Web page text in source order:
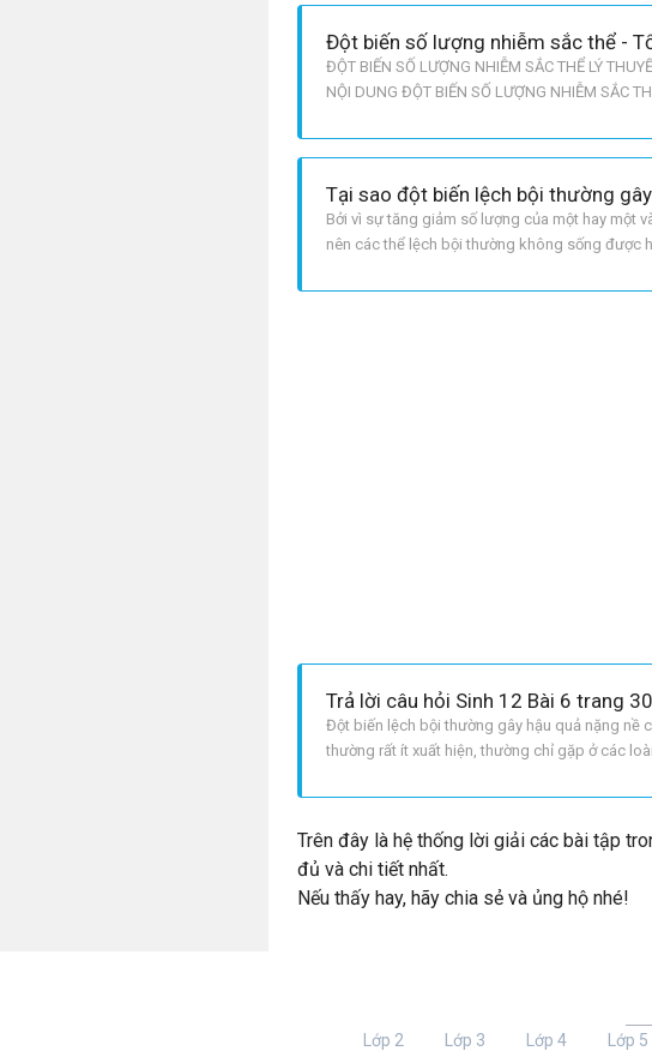
Đột biến số lượng nhiễm sắc thể -
ĐỘT BIẾN SỐ LƯỢNG NHIỄM SẮC THỂ LÝ
NỘI DUNG ĐỘT BIẾN SỐ LƯỢNG NHIỄM SẮC
Bởi vì sự tăng giảm số lượng của một hay một
nên các thể lệch bội thường không sống được
Trả lời câu hỏi Sinh 12 Bài 6 trang 30
Đột biến lệch bội thường gây hậu quả nặng nề
thường rất ít xuất hiện, thường chỉ gặp ở các
Trên đây là hệ thống lời giải các bài tập
đủ và chi tiết nhất.
Nếu thấy hay, hãy chia sẻ và ủng hộ nhé!
Lớp 2 Lớp 3 Lớp 4 Lớp 5